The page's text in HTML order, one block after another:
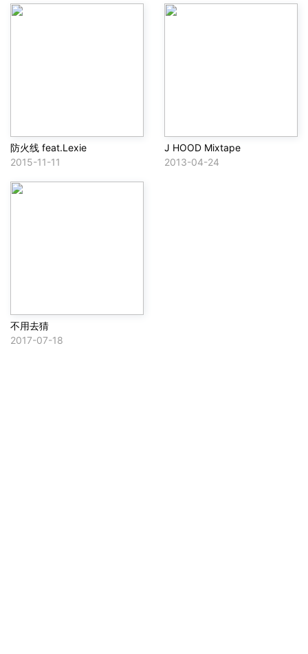
防火线 feat.Lexie
2015-11-11
J HOOD Mixtape
2013-04-24
不用去猜
2017-07-18